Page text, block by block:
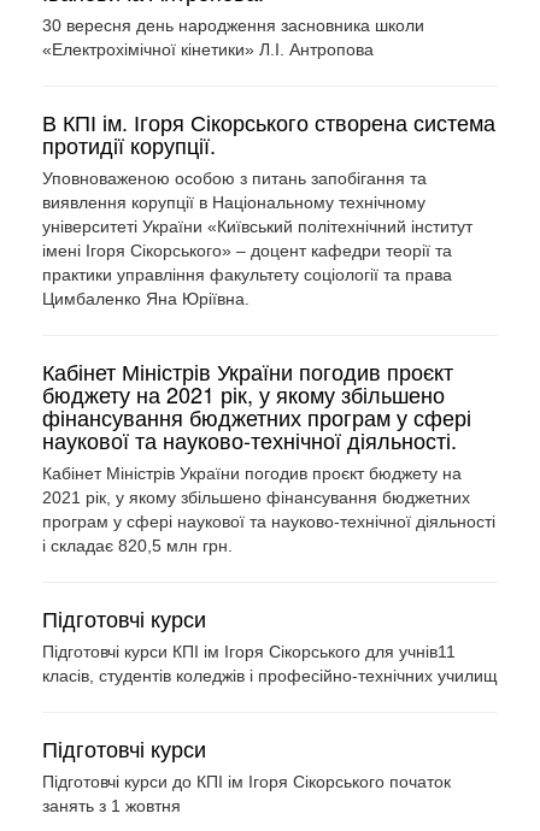
30 вересня день народження засновника школи
«Електрохімічної кінетики» Л.І. Антропова
В КПІ ім. Ігоря Сікорського створена система
протидії корупції.
Уповноваженою особою з питань запобігання та
виявлення корупції в Національному технічному
університеті України «Київський політехнічний інститут
імені Ігоря Сікорського» – доцент кафедри теорії та
практики управління факультету соціології та права
Цимбаленко Яна Юріївна.
Кабінет Міністрів України погодив проєкт
бюджету на 2021 рік, у якому збільшено
фінансування бюджетних програм у сфері
наукової та науково-технічної діяльності.
Кабінет Міністрів України погодив проєкт бюджету на
2021 рік, у якому збільшено фінансування бюджетних
програм у сфері наукової та науково-технічної діяльності
і складає 820,5 млн грн.
Підготовчі курси
Підготовчі курси КПІ ім Ігоря Сікорського для учнів11
класів, студентів коледжів і професійно-технічних училищ
Підготовчі курси
Підготовчі курси до КПІ ім Ігоря Сікорського початок
занять з 1 жовтня